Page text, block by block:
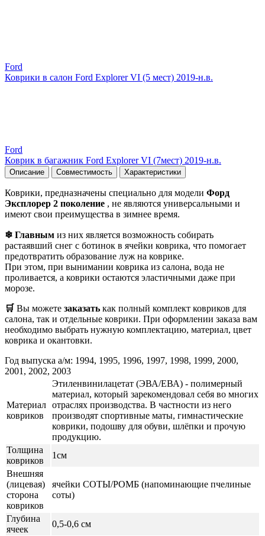
Ford
Коврики в салон Ford Explorer VI (5 мест) 2019-н.в.
Ford
Коврик в багажник Ford Explorer VI (7мест) 2019-н.в.
Описание Совместимость Характеристики
Коврики, предназначены специально для модели Форд
Эксплорер 2 поколение , не являются универсальными и
имеют свои преимущества в зимнее время.
❄ Главным из них является возможность собирать
растаявший снег с ботинок в ячейки коврика, что помогает
предотвратить образование луж на коврике.
При этом, при вынимании коврика из салона, вода не
проливается, а коврики остаются эластичными даже при
морозе.
🛒 Вы можете заказать как полный комплект ковриков для
салона, так и отдельные коврики. При оформлении заказа вам
необходимо выбрать нужную комплектацию, материал, цвет
коврика и окантовки.
Год выпуска а/м: 1994, 1995, 1996, 1997, 1998, 1999, 2000,
2001, 2002, 2003
Материал
ковриков
Этиленвинилацетат (ЭВА/ЕВА) - полимерный
материал, который зарекомендовал себя во многих
отраслях производства. В частности из него
производят спортивные маты, гимнастические
коврики, подошву для обуви, шлёпки и прочую
продукцию.
Толщина
ковриков
1см
Внешняя
(лицевая)
сторона
ковриков
ячейки СОТЫ/РОМБ (напоминающие пчелиные
соты)
Глубина
ячеек
0,5-0,6 см